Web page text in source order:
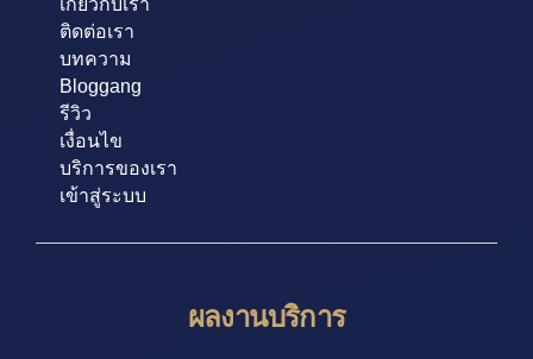
ติดต่อเรา
บทความ
Bloggang
รีวิว
เงื่อนไข
บริการของเรา
เข้าสู่ระบบ
ผลงานบริการ